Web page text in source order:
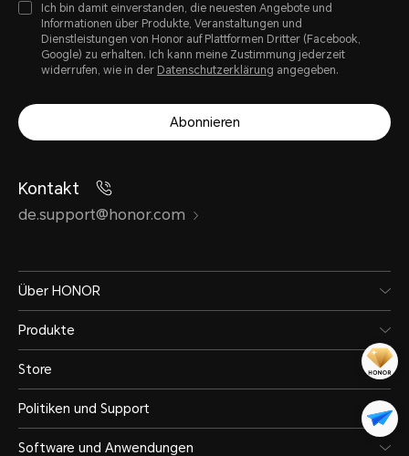
Ich bin damit einverstanden, die neuesten Angebote und
Informationen über Produkte, Veranstaltungen und
Dienstleistungen von Honor auf Plattformen Dritter (Facebook,
Google) zu erhalten. Ich kann meine Zustimmung jederzeit
widerrufen, wie in der Datenschutzerklärung angegeben.
Abonnieren
Kontakt
de.support@honor.com
Über HONOR
Produkte
Store
Politiken und Support
Software und Anwendungen